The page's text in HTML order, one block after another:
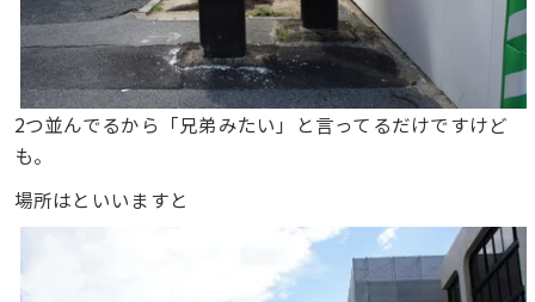
2つ並んでるから「兄弟みたい」と言ってるだけですけど
も。
場所はといいますと